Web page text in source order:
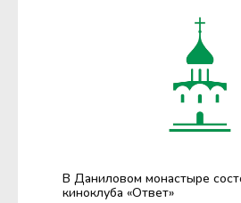
В Даниловом монастыре
киноклуба «Ответ»